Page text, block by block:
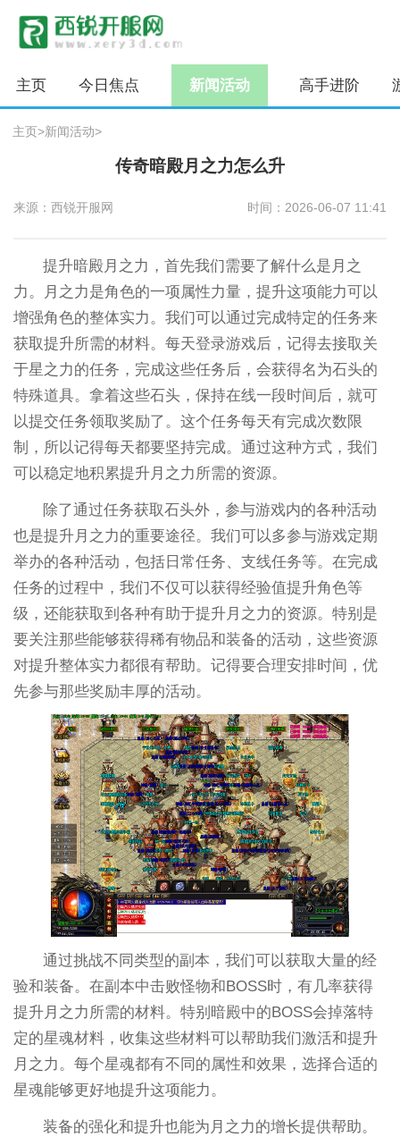
主页 今日焦点 新闻活动 高手进阶
主页>新闻活动>
传奇暗殿月之力怎么升
来源：西锐开服网 时间：2026-06-07 11:41
提升暗殿月之力，首先我们需要了解什么是月之
力。月之力是角色的一项属性力量，提升这项能力可以
增强角色的整体实力。我们可以通过完成特定的任务来
获取提升所需的材料。每天登录游戏后，记得去接取关
于星之力的任务，完成这些任务后，会获得名为石头的
特殊道具。拿着这些石头，保持在线一段时间后，就可
以提交任务领取奖励了。这个任务每天有完成次数限
制，所以记得每天都要坚持完成。通过这种方式，我们
可以稳定地积累提升月之力所需的资源。
除了通过任务获取石头外，参与游戏内的各种活动
也是提升月之力的重要途径。我们可以多参与游戏定期
举办的各种活动，包括日常任务、支线任务等。在完成
任务的过程中，我们不仅可以获得经验值提升角色等
级，还能获取到各种有助于提升月之力的资源。特别是
要关注那些能够获得稀有物品和装备的活动，这些资源
对提升整体实力都很有帮助。记得要合理安排时间，优
先参与那些奖励丰厚的活动。
通过挑战不同类型的副本，我们可以获取大量的经
验和装备。在副本中击败怪物和BOSS时，有几率获得
提升月之力所需的材料。特别暗殿中的BOSS会掉落特
定的星魂材料，收集这些材料可以帮助我们激活和提升
月之力。每个星魂都有不同的属性和效果，选择合适的
星魂能够更好地提升这项能力。
装备的强化和提升也能为月之力的增长提供帮助。